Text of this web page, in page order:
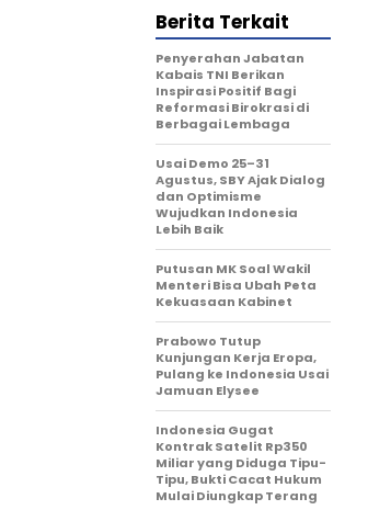
Berita Terkait
Penyerahan Jabatan
Kabais TNI Berikan
Inspirasi Positif Bagi
Reformasi Birokrasi di
Berbagai Lembaga
Usai Demo 25–31
Agustus, SBY Ajak Dialog
dan Optimisme
Wujudkan Indonesia
Lebih Baik
Putusan MK Soal Wakil
Menteri Bisa Ubah Peta
Kekuasaan Kabinet
Prabowo Tutup
Kunjungan Kerja Eropa,
Pulang ke Indonesia Usai
Jamuan Elysee
Indonesia Gugat
Kontrak Satelit Rp350
Miliar yang Diduga Tipu-
Tipu, Bukti Cacat Hukum
Mulai Diungkap Terang